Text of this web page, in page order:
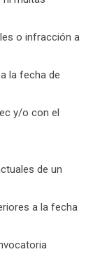
o infracción a
la fecha de
y/o con el
de un
a la fecha